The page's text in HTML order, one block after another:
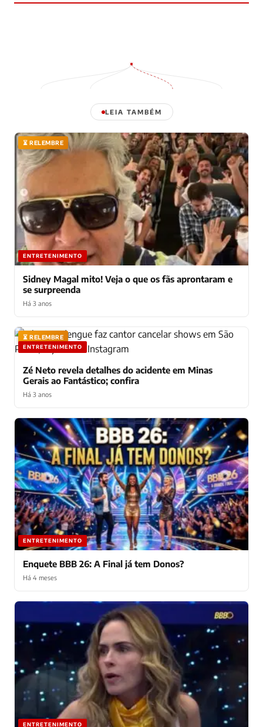
LEIA TAMBÉM
⏳ RELEMBRE
ENTRETENIMENTO
Sidney Magal mito! Veja o que os fãs aprontaram e
se surpreenda
Há 3 anos
⏳ RELEMBRE
ENTRETENIMENTO
Zé Neto revela detalhes do acidente em Minas
Gerais ao Fantástico; confira
Há 3 anos
ENTRETENIMENTO
Enquete BBB 26: A Final já tem Donos?
Há 4 meses
ENTRETENIMENTO